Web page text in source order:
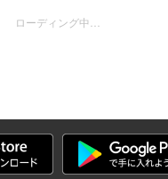
ローディング中…